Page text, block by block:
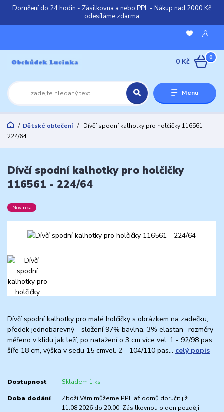
Doručení do 24 hodin - Zásilkovna a nebo PPL - Nákup nad 2000 Kč
odesíláme zdarma
Menu
0
0 Kč
Dětské oblečení
Dívčí spodní kalhotky pro holčičky 116561 -
224/64
Dívčí spodní kalhotky pro holčičky
116561 - 224/64
Novinka
Dívčí spodní kalhotky pro malé holčičky s obrázkem na zadečku,
předek jednobarevný - složení 97% bavlna, 3% elastan- rozměry
měřeno v klidu jak leží, po natažení o 3 cm více vel. 1 - 92/98 pas
šíře 18 cm, výška v sedu 15 cmvel. 2 - 104/110 pas... celý popis
Dostupnost Skladem 1 ks
Doba dodání
Zboží Vám můžeme PPL až domů doručit již
11.08.2026 do 20:00. Zásilkovnou o den později.